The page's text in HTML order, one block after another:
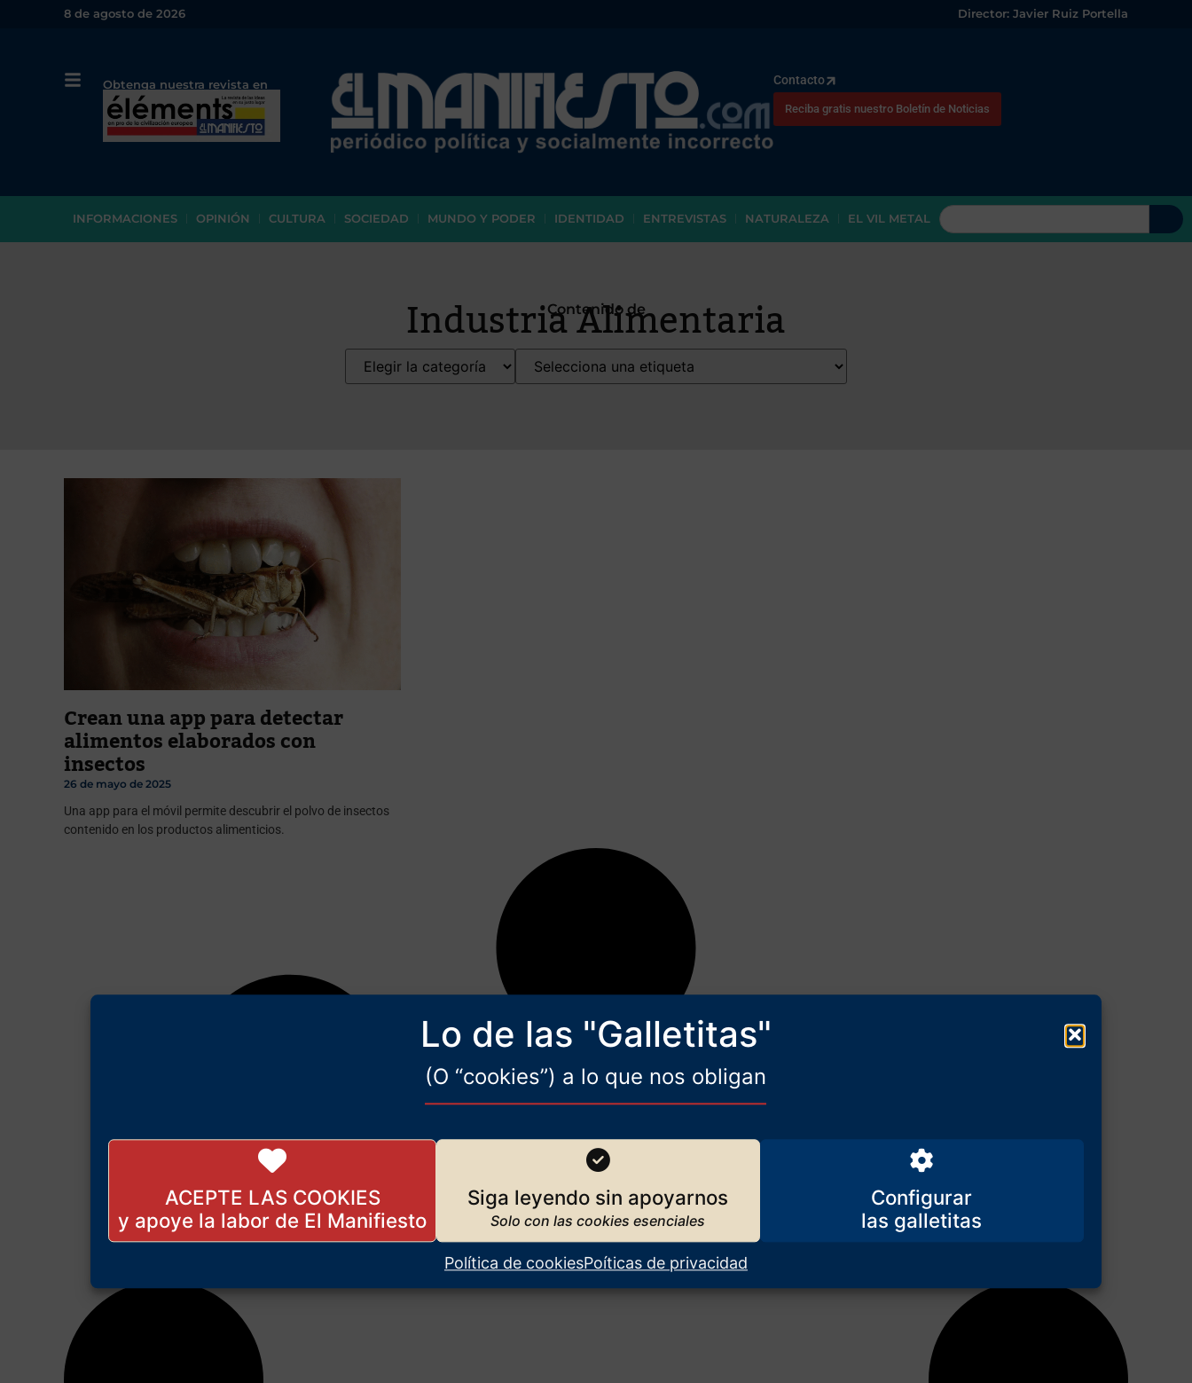
Lo de las "Galletitas"
(O “cookies”) a lo que nos obligan
ACEPTE LAS COOKIES Siga leyendo sin apoyarnos Configurar
Política de cookiesPoíticas de privacidad
8 de agosto de 2026 Director: Javier Ruiz Portella
Obtenga nuestra revista en
papel o en PDF
Contacto
Reciba gratis nuestro Boletín de Noticias
INFORMACIONES OPINIÓN CULTURA SOCIEDAD MUNDO Y PODER IDENTIDAD ENTREVISTAS NATURALEZA EL VIL METAL
Contenido de
Industria Alimentaria
Crean una app para detectar
alimentos elaborados con
insectos
26 de mayo de 2025
Una app para el móvil permite descubrir el polvo de insectos
contenido en los productos alimenticios.